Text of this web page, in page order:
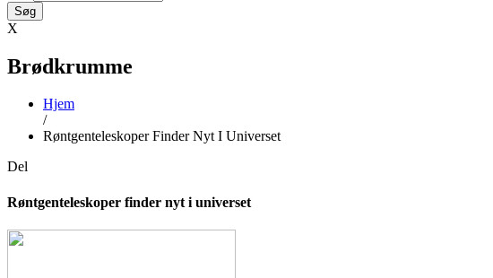
X
Brødkrumme
Hjem
/
Røntgenteleskoper Finder Nyt I Universet
Del
Røntgenteleskoper finder nyt i universet